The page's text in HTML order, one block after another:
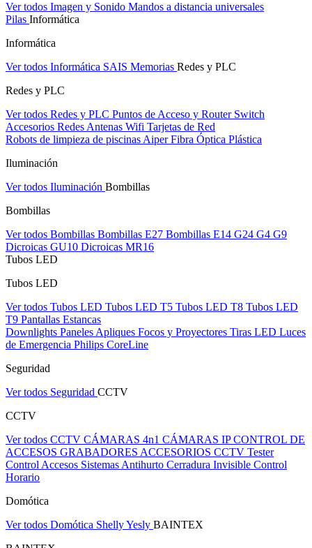
Ver todos Imagen y Sonido Mandos a distancia universales
Pilas Informática
Informática
Ver todos Informática SAIS Memorias Redes y PLC
Redes y PLC
Ver todos Redes y PLC Puntos de Acceso y Router Switch
Accesorios Redes Antenas Wifi Tarjetas de Red
Robots de limpieza de piscinas AiperFibra Óptica Plástica
Iluminación
Ver todos Iluminación Bombillas
Bombillas
Ver todos Bombillas Bombillas E27 Bombillas E14 G24 G4 G9
Dicroicas GU10 Dicroicas MR16
Tubos LED
Tubos LED
Ver todos Tubos LED Tubos LED T5 Tubos LED T8 Tubos LED
T9 Pantallas Estancas
Downlights Paneles Apliques Focos y Proyectores Tiras LED Luces
de Emergencia Philips CoreLine
Seguridad
Ver todos Seguridad CCTV
CCTV
Ver todos CCTV CÁMARAS 4n1 CÁMARAS IPCONTROL DE
ACCESOS GRABADORES ACCESORIOS CCTV Tester
Control Accesos Sistemas Antihurto Cerradura Invisible Control
Horario
Domótica
Ver todos Domótica ShellyYesly BAINTEX